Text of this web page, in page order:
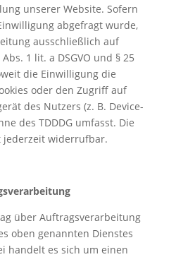
unserer Website. Sofern
abgefragt wurde,
ausschließlich auf
1 lit. a DSGVO und § 25
die Einwilligung die
oder den Zugriff auf
des Nutzers (z. B. Device-
des TDDDG umfasst. Die
jederzeit widerrufbar.
über Auftragsverarbeitung
oben genannten Dienstes
handelt es sich um einen